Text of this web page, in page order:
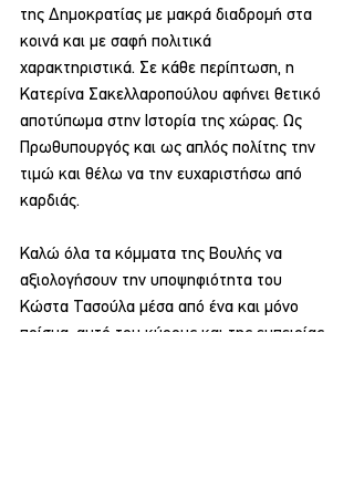
της Δημοκρατίας με μακρά διαδρομή στα
κοινά και με σαφή πολιτικά
χαρακτηριστικά. Σε κάθε περίπτωση, η
Κατερίνα Σακελλαροπούλου αφήνει θετικό
αποτύπωμα στην Ιστορία της χώρας. Ως
Πρωθυπουργός και ως απλός πολίτης την
τιμώ και θέλω να την ευχαριστήσω από
καρδιάς.
Καλώ όλα τα κόμματα της Βουλής να
αξιολογήσουν την υποψηφιότητα του
Κώστα Τασούλα μέσα από ένα και μόνο
πρίσμα: αυτό του κύρους και της εμπειρίας,